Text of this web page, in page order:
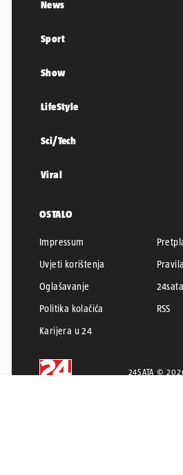
News
Sport
Show
LifeStyle
Sci/Tech
Viral
OSTALO
Impressum
Uvjeti korištenja
Oglašavanje
Politika kolačića
RSS
Karijera u 24
24SATA ©